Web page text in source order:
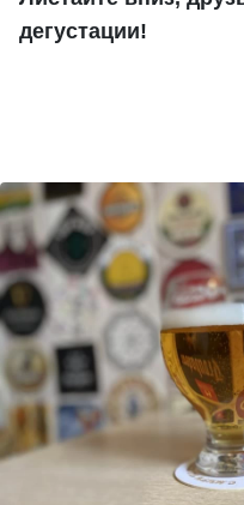
дегустации!